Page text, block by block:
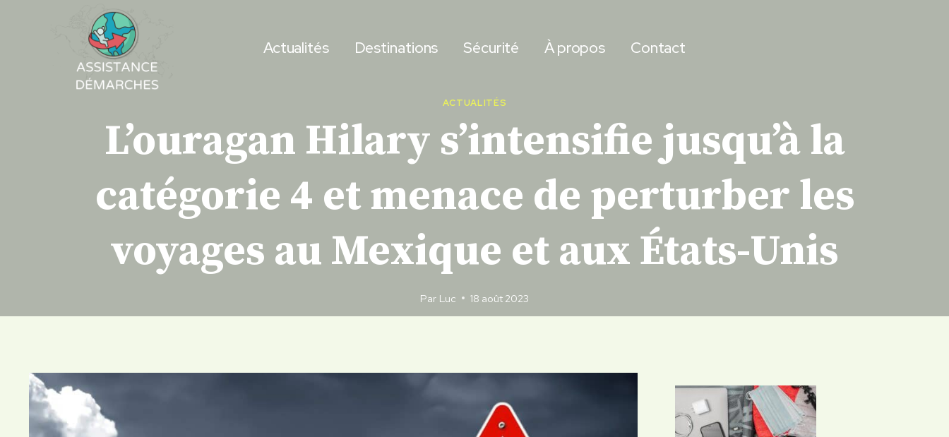
Actualités Destinations Sécurité À propos Contact
ACTUALITÉS
L’ouragan Hilary s’intensifie jusqu’à la
catégorie 4 et menace de perturber les
voyages au Mexique et aux États-Unis
Par Luc 18 août 2023